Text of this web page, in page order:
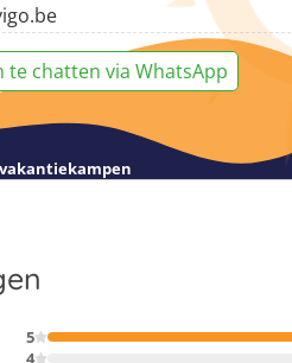
te chatten via WhatsApp
5
4